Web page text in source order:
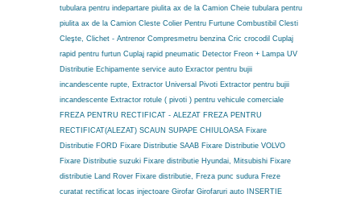
tubulara pentru indepartare piulita ax de la Camion Cheie tubulara pentru
piulita ax de la Camion Cleste Colier Pentru Furtune Combustibil Clesti
Cleşte, Clichet - Antrenor Compresmetru benzina Cric crocodil Cuplaj
rapid pentru furtun Cuplaj rapid pneumatic Detector Freon + Lampa UV
Distributie Echipamente service auto Exractor pentru bujii
incandescente rupte,
Extractor Universal Pivoti Extractor pentru bujii
incandescente Extractor rotule ( pivoti ) pentru vehicule comerciale
FREZA PENTRU RECTIFICAT - ALEZAT FREZA PENTRU
RECTIFICAT(ALEZAT) SCAUN SUPAPE CHIULOASA Fixare
Distributie FORD Fixare Distributie SAAB Fixare Distributie VOLVO
Fixare Distributie suzuki Fixare distributie Hyundai, Mitsubishi Fixare
distributie Land Rover Fixare distributie, Freza punc sudura Freze
curatat rectificat locas injectoare Girofar Girofaruri auto
INSERTIE